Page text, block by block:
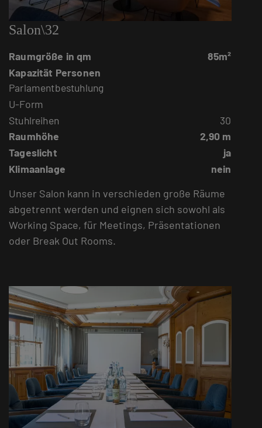
Salon\32
Raumgröße in qm
85m²
Kapazität Personen
Parlamentbestuhlung
U-Form
Stuhlreihen
30
Raumhöhe
2,90 m
Tageslicht
ja
Klimaanlage
nein
Unser Salon kann in verschieden große Räume
abgetrennt werden und eignen sich sowohl als
Working Space, für Meetings, Präsentationen
oder Break Out Rooms.